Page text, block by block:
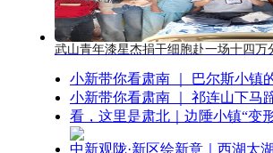
武山青年漆星杰捐干细胞赴一场十四万
小新带你看肃南 ｜ 巴尔斯小镇
小新带你看肃南 ｜ 祁连山下马
看，这里是肃北｜边陲小镇“变
中新观陇·新区绘新意｜西湖太